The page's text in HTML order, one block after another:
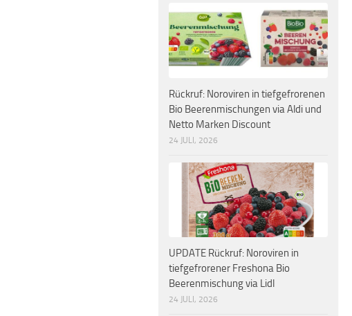
Rückruf: Noroviren in tiefgefrorenen
Bio Beerenmischungen via Aldi und
Netto Marken Discount
24 JULI, 2026
UPDATE Rückruf: Noroviren in
tiefgefrorener Freshona Bio
Beerenmischung via Lidl
24 JULI, 2026